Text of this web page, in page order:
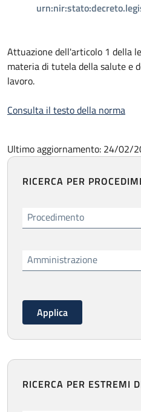
Attuazione dell'articolo 1 della
materia di tutela della salute e
lavoro.
Consulta il testo della norma
Ultimo aggiornamento: 24/02/
RICERCA PER
Procedimento
Amministrazione
RICERCA PER ESTREMI